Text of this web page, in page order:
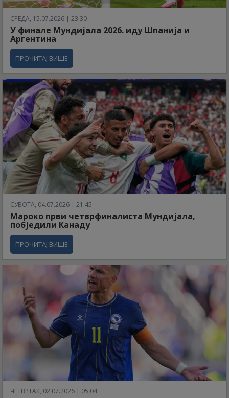
СРЕДА, 15.07.2026 | 23:30
У финале Мундијала 2026. иду Шпанија и
Аргентина
ПРОЧИТАЈ ВИШЕ
СУБОТА, 04.07.2026 | 21:45
Мароко први четврфиналиста Мундијала,
побједили Канаду
ПРОЧИТАЈ ВИШЕ
ЧЕТВРТАК, 02.07.2026 | 05:04